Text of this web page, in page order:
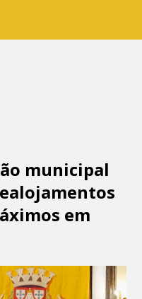
municipal
em